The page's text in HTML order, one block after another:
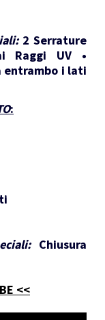
2 Serrature
Raggi UV •
entrambo i lati
:
Chiusura
<<